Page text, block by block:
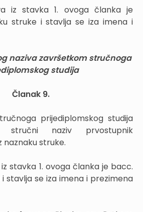
iz stavka 1. ovoga članka je
struke i stavlja se iza imena i
naziva završetkom stručnoga
studija
Članak 9.
prijediplomskog studija
stručni naziv prvostupnik
naznaku struke.
stavka 1. ovoga članka je bacc.
stavlja se iza imena i prezimena